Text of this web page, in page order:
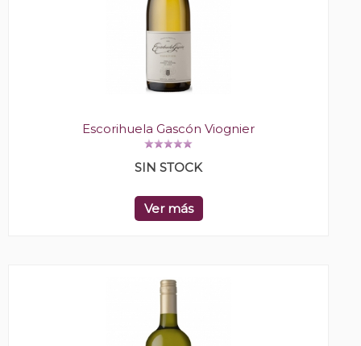
Escorihuela Gascón Viognier
SIN STOCK
Ver más